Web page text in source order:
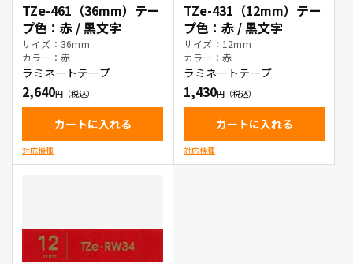
TZe-461（36mm）テー
プ色：赤 / 黒文字
サイズ：36mm
カラー：赤
ラミネートテープ
2,640
カートに入れる
対応機種
TZe-431（12mm）テー
プ色：赤 / 黒文字
サイズ：12mm
カラー：赤
ラミネートテープ
1,430
カートに入れる
対応機種